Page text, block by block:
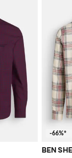
-66%*
BEN